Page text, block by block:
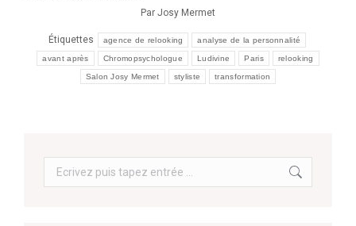
Par Josy Mermet
Étiquettes agence de relooking analyse de la personnalité
avant après Chromopsychologue Ludivine Paris relooking
Salon Josy Mermet styliste transformation
Search: